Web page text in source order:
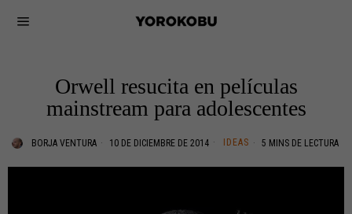
Orwell resucita en películas
mainstream para adolescentes
BORJA VENTURA 10 DE DICIEMBRE DE 2014 IDEAS 5 MINS DE LECTURA